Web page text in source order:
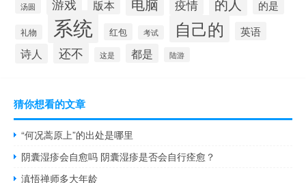
汤圆 游戏 版本 疫情 的是
礼物 系统 红包 考试 自己的 英语
诗人 还不 这是 都是 陆游
猜你想看的文章
“何况蒿原上”的出处是哪里
阴囊湿疹会自愈吗 阴囊湿疹是否会自行痊愈？
滇悟禅师多大年龄